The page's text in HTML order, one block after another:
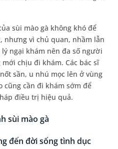
sùi mào gà không khó để
nhưng vì chủ quan, nhầm lẫn
ngại khám nên đa số người
chịu đi khám. Các bác sĩ
sần, u nhú mọc lên ở vùng
cũng cần đi khám sớm để
điều trị hiệu quả.
sùi mào gà
đến đời sống tình dục